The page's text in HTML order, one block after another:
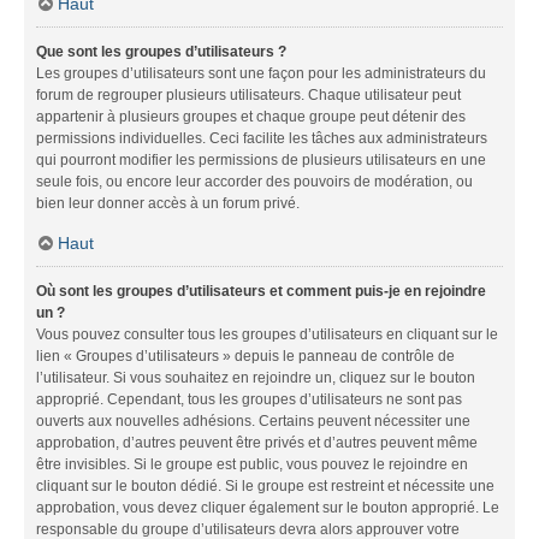
Que sont les groupes d’utilisateurs ?
Les groupes d’utilisateurs sont une façon pour les administrateurs du
forum de regrouper plusieurs utilisateurs. Chaque utilisateur peut
appartenir à plusieurs groupes et chaque groupe peut détenir des
permissions individuelles. Ceci facilite les tâches aux administrateurs
qui pourront modifier les permissions de plusieurs utilisateurs en une
seule fois, ou encore leur accorder des pouvoirs de modération, ou
bien leur donner accès à un forum privé.
Haut
Où sont les groupes d’utilisateurs et comment puis-je en rejoindre
un ?
Vous pouvez consulter tous les groupes d’utilisateurs en cliquant sur le
lien « Groupes d’utilisateurs » depuis le panneau de contrôle de
l’utilisateur. Si vous souhaitez en rejoindre un, cliquez sur le bouton
approprié. Cependant, tous les groupes d’utilisateurs ne sont pas
ouverts aux nouvelles adhésions. Certains peuvent nécessiter une
approbation, d’autres peuvent être privés et d’autres peuvent même
être invisibles. Si le groupe est public, vous pouvez le rejoindre en
cliquant sur le bouton dédié. Si le groupe est restreint et nécessite une
approbation, vous devez cliquer également sur le bouton approprié. Le
responsable du groupe d’utilisateurs devra alors approuver votre